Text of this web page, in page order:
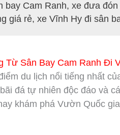
bay Cam Ranh, xe đưa đón
giá rẻ, xe Vĩnh Hy đi sân
Từ Sân Bay Cam Ranh Đi
du lịch nổi tiếng nhất
đá tự nhiên độc đáo và
khám phá Vườn Quốc